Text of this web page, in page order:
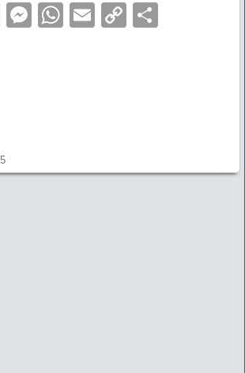
LinkedIn
Messenger
WhatsApp
EmailCopy
5